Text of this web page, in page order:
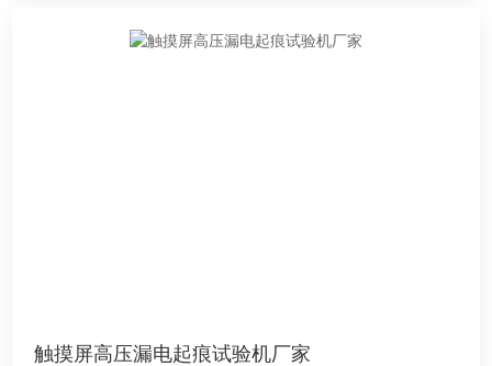
触摸屏高压漏电起痕试验机厂家